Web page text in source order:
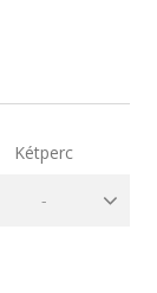
Kétperc
-